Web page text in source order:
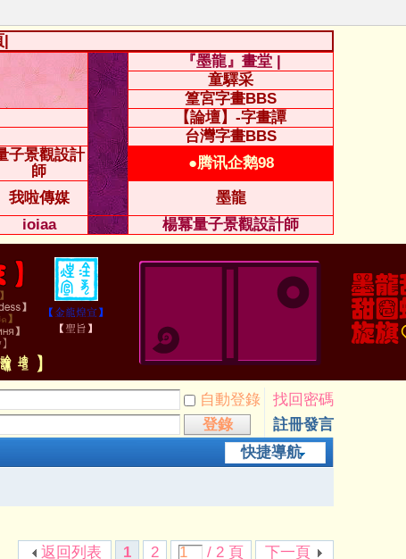
|
『墨龍』畫堂 |
童驛采
篁宮字畫BBS
【論壇】-字畫譚
台灣字畫BBS
子景觀設計
師
●腾讯企鹅98
我啦傳媒
墨龍
ioiaa 楊冪量子景觀設計師
自動登錄
找回密碼
登錄
註冊發言
快捷導航
1
2 / 2 頁 下一頁
返回列表